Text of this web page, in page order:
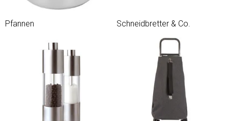
Pfannen Schneidbretter & Co.